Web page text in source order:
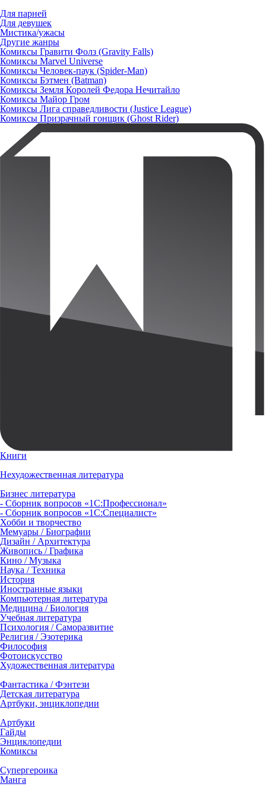
Для парней
Для девушек
Мистика/ужасы
Другие жанры
Комиксы Гравити Фолз (Gravity Falls)
Комиксы Marvel Universe
Комиксы Человек-паук (Spider-Man)
Комиксы Бэтмен (Batman)
Комиксы Земля Королей Федора Нечитайло
Комиксы Майор Гром
Комиксы Лига справедливости (Justice League)
Комиксы Призрачный гонщик (Ghost Rider)
Книги
Нехудожественная литература
Бизнес литература
- Сборник вопросов «1С:Профессионал»
- Сборник вопросов «1С:Специалист»
Хобби и творчество
Мемуары / Биографии
Дизайн / Архитектура
Живопись / Графика
Кино / Музыка
Наука / Техника
История
Иностранные языки
Компьютерная литература
Медицина / Биология
Учебная литература
Психология / Саморазвитие
Религия / Эзотерика
Философия
Фотоискусство
Художественная литература
Фантастика / Фэнтези
Детская литература
Артбуки, энциклопедии
Артбуки
Гайды
Энциклопедии
Комиксы
Супергероика
Манга